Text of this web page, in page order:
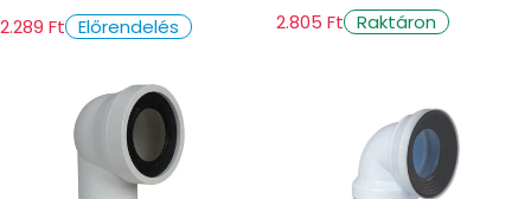
2.289 Ft Előrendelés 2.805 Ft Raktáron